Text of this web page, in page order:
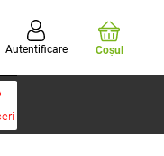
Autentificare Coşul